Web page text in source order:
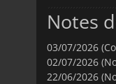
Notes
03/07/2026
02/07/2026
22/06/2026